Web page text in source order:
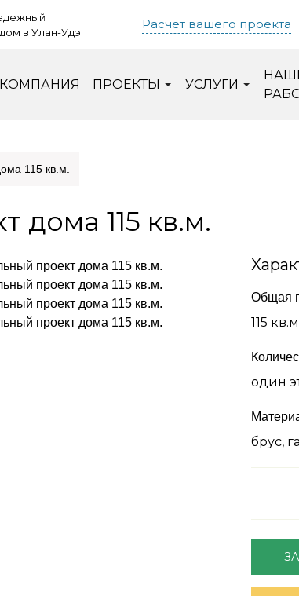
в Улан-Удэ
Расчет вашего проекта
КОМПАНИЯ ПРОЕКТЫ УСЛУГИ
115 кв.м.
дома 115 кв.м.
Общая
115 кв.м
один
брус,